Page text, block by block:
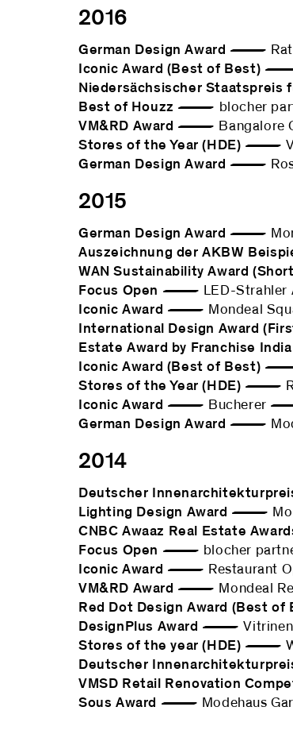
2016
German Design Award —
Iconic Award (Best of Best) —
Niedersächsischer Staatspreis
Best of Houzz — blocher
VM&RD Award — Bangalore
Stores of the Year (HDE) —
German Design Award —
2015
German Design Award —
Auszeichnung der AKBW
WAN Sustainability Award
Focus Open — LED-Strahler
Iconic Award — Mondeal
International Design Award
Estate Award by Franchise India
Iconic Award (Best of Best) —
Stores of the Year (HDE) —
Iconic Award — Bucherer —
German Design Award —
2014
Deutscher
Lighting Design Award —
CNBC Awaaz Real Estate
Focus Open — blocher
Iconic Award — Restaurant
VM&RD Award — Mondeal
Red Dot Design Award (Best of
DesignPlus Award —
Stores of the year (HDE) —
Deutscher
VMSD Retail Renovation
Sous Award — Modehaus